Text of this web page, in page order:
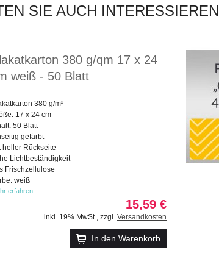
SIE AUCH INTERESSIEREN
380 g/qm 17 x 24
weiß - 50 Blatt
380 g/m²
17 x 24 cm
50 Blatt
gefärbt
heller Rückseite
Lichtbeständigkeit
Frischzellulose
weiß
erfahren
15,59 €
inkl. 19% MwSt., zzgl. Versandkosten
In den Warenkorb